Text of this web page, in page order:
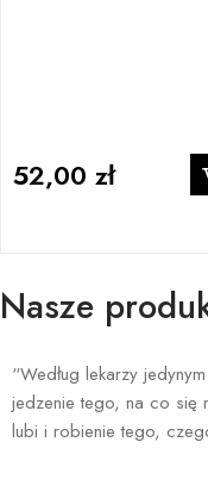
52,00 zł
Nasze
“Według lekarzy
jedzenie tego, na co się
lubi i robienie tego,